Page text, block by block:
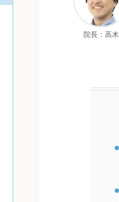
院長：高木